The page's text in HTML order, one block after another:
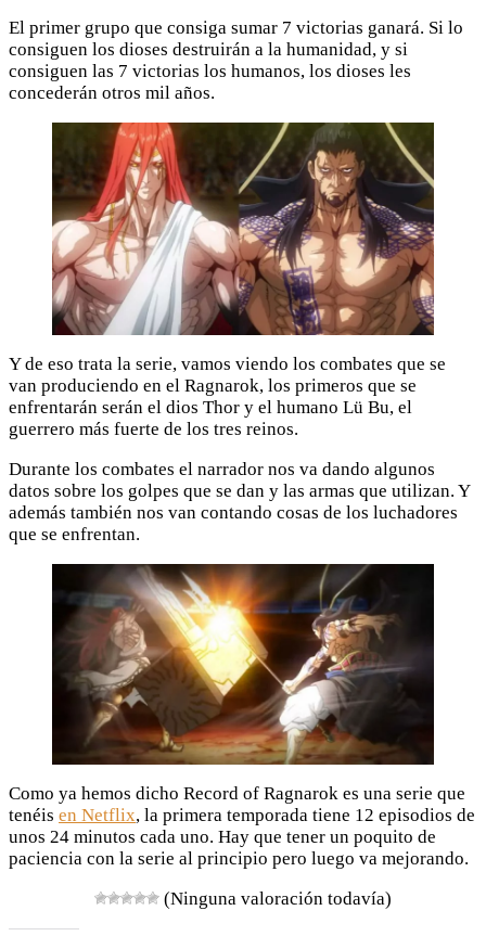
El primer grupo que consiga sumar 7 victorias ganará. Si lo
consiguen los dioses destruirán a la humanidad, y si
consiguen las 7 victorias los humanos, los dioses les
concederán otros mil años.
Y de eso trata la serie, vamos viendo los combates que se
van produciendo en el Ragnarok, los primeros que se
enfrentarán serán el dios Thor y el humano Lü Bu, el
guerrero más fuerte de los tres reinos.
Durante los combates el narrador nos va dando algunos
datos sobre los golpes que se dan y las armas que utilizan. Y
además también nos van contando cosas de los luchadores
que se enfrentan.
Como ya hemos dicho Record of Ragnarok es una serie que
tenéis en Netflix, la primera temporada tiene 12 episodios de
unos 24 minutos cada uno. Hay que tener un poquito de
paciencia con la serie al principio pero luego va mejorando.
(Ninguna valoración todavía)